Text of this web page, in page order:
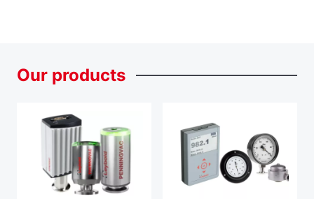
Our products